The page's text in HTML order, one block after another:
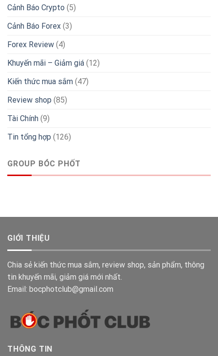
Cảnh Báo Crypto (5)
Cảnh Báo Forex (3)
Forex Review (4)
Khuyến mãi – Giảm giá (12)
Kiến thức mua sắm (47)
Review shop (85)
Tài Chính (9)
Tin tổng hợp (126)
GROUP BÓC PHỐT
GIỚI THIỆU
Chia sẻ kiến thức mua sắm, review shop, sản phẩm, thông
tin khuyến mãi, giảm giá mới nhất.
Email: bocphotclub@gmail.com
THÔNG TIN